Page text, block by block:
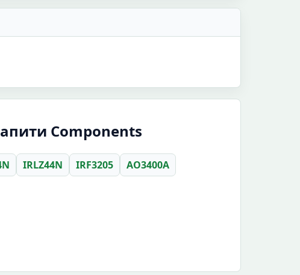
Components
IRLZ44N IRF3205 AO3400A